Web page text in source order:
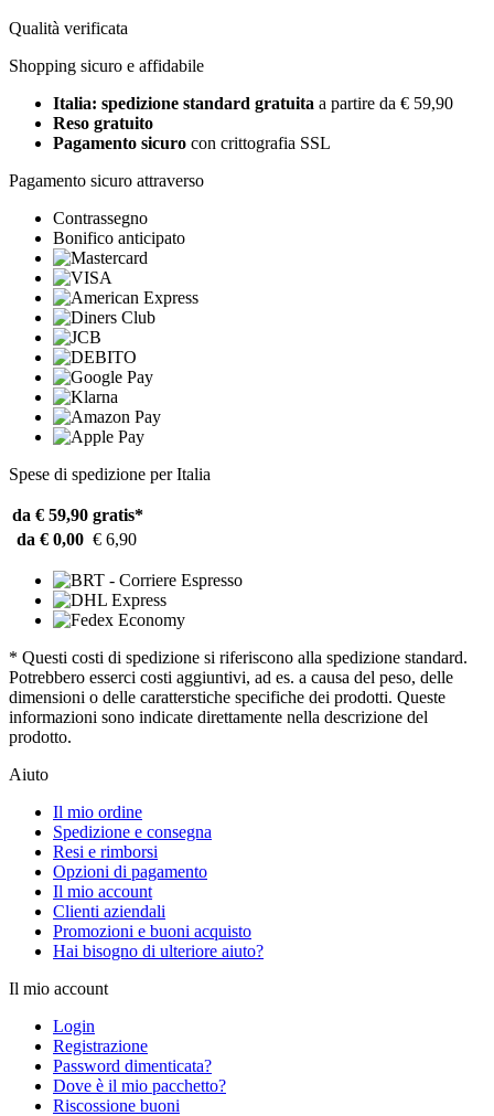
Qualità verificata
Shopping sicuro e affidabile
Italia: spedizione standard gratuita a partire da € 59,90
Reso gratuito
Pagamento sicuro con crittografia SSL
Pagamento sicuro attraverso
Contrassegno
Bonifico anticipato
Spese di spedizione per Italia
da € 59,90 gratis*
da € 0,00 € 6,90
* Questi costi di spedizione si riferiscono alla spedizione standard.
Potrebbero esserci costi aggiuntivi, ad es. a causa del peso, delle
dimensioni o delle caratterstiche specifiche dei prodotti. Queste
informazioni sono indicate direttamente nella descrizione del
prodotto.
Aiuto
Il mio ordine
Spedizione e consegna
Resi e rimborsi
Opzioni di pagamento
Il mio account
Clienti aziendali
Promozioni e buoni acquisto
Hai bisogno di ulteriore aiuto?
Il mio account
Login
Registrazione
Password dimenticata?
Dove è il mio pacchetto?
Riscossione buoni